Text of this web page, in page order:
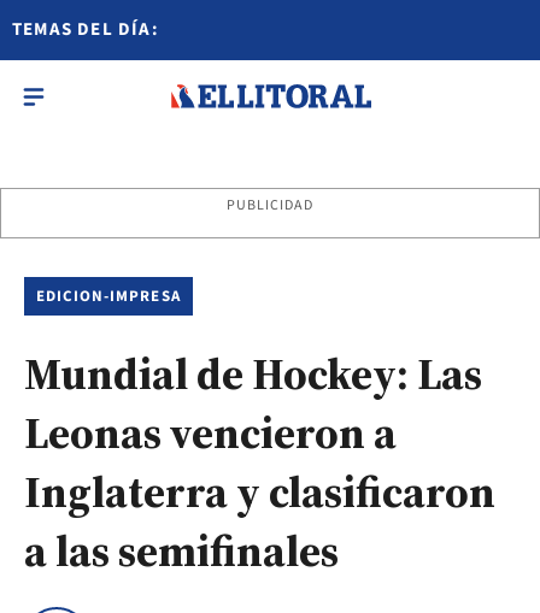
TEMAS DEL DÍA:
PUBLICIDAD
EDICION-IMPRESA
Mundial de Hockey: Las
Leonas vencieron a
Inglaterra y clasificaron
a las semifinales